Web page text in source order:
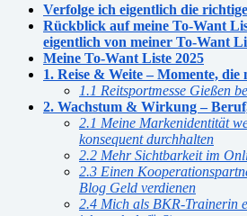
Verfolge ich eigentlich die
Rückblick auf meine To-Want
eigentlich von meiner To-Want
Meine To-Want Liste 2025
1. Reise & Weite – Momente, die
1.1 Reitsportmesse Gießen
2. Wachstum & Wirkung –
2.1 Meine Markenidentität
konsequent durchhalten
2.2 Mehr Sichtbarkeit im
2.3 Einen
Blog Geld verdienen
2.4 Mich als BKR-Trainerin